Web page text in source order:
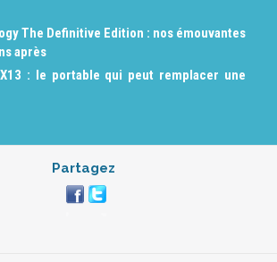
The Definitive Edition : nos émouvantes
après
: le portable qui peut remplacer une
Partagez